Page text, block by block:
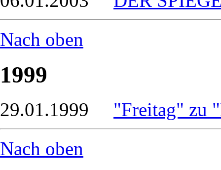
Nach oben
1999
29.01.1999 "Freitag" zu
Nach oben